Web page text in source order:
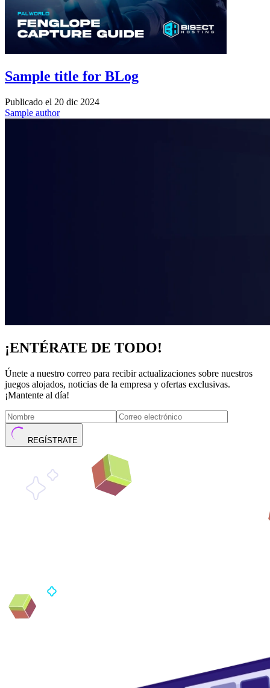
Sample title for BLog
Publicado el 20 dic 2024
Sample author
¡ENTÉRATE DE TODO!
Únete a nuestro correo para recibir actualizaciones sobre nuestros
juegos alojados, noticias de la empresa y ofertas exclusivas.
¡Mantente al día!
REGÍSTRATE